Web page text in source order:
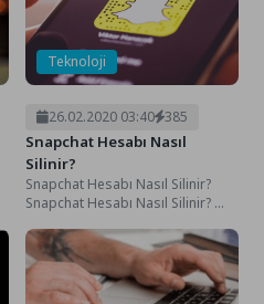
Teknoloji
26.02.2020 03:40 385
Snapchat Hesabı Nasıl
Silinir?
Snapchat Hesabı Nasıl Silinir?
Snapchat Hesabı Nasıl Silinir?
popülerite kazanan...